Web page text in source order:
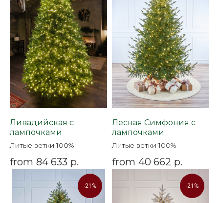
Быстрая и удобная
доставка по всей России
Оставьте свои данные. Мы свяжемся
с Вами, проконсультируем, проведем
online
презентацию понравившейся
Ливадийская с
лампочками
Литые ветки 100%
from 84 633 р.
Лесная Симфония с
лампочками
Литые ветки 100%
from 40 662 р.
-21% -21%